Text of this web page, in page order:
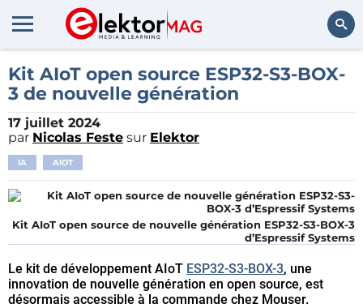
Rechercher
Kit AIoT open source ESP32-S3-BOX-
3 de nouvelle génération
17 juillet 2024
par Nicolas Feste sur Elektor
IA AIOT
Kit AIoT open source de nouvelle génération ESP32-S3-BOX-3
d’Espressif Systems
Le kit de développement AIoT ESP32-S3-BOX-3, une
innovation de nouvelle génération en open source, est
désormais accessible à la commande chez Mouser.